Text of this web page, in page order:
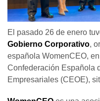
El pasado 26 de enero
Gobierno Corporativo,
española WomenCEO,
Confederación Española
Empresariales (CEOE),